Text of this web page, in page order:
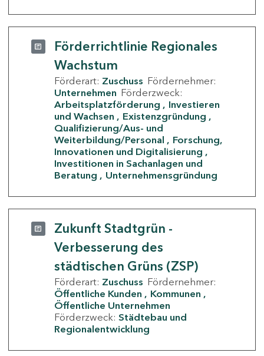
Förderrichtlinie Regionales
Wachstum
Förderart: Zuschuss Fördernehmer:
Unternehmen Förderzweck:
Arbeitsplatzförderung
Investieren
und Wachsen
Existenzgründung
Qualifizierung/Aus- und
Weiterbildung/Personal
Forschung,
Innovationen und Digitalisierung
Investitionen in Sachanlagen und
Beratung
Unternehmensgründung
Zukunft Stadtgrün -
Verbesserung des
städtischen Grüns (ZSP)
Förderart: Zuschuss Fördernehmer:
Öffentliche Kunden
Kommunen
Öffentliche Unternehmen
Förderzweck: Städtebau und
Regionalentwicklung